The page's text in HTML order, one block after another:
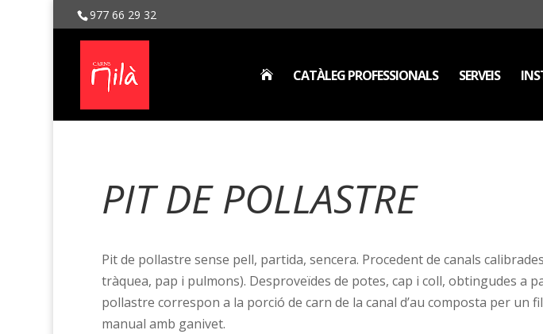
977 66 29 32
 CATÀLEG PROFESSIONALS SERVEIS
PIT DE POLLASTRE
Pit de pollastre sense pell, partida, sencera. Procedent de canals
tràquea, pap i pulmons). Desproveïdes de potes, cap i coll, obtingudes a
pollastre correspon a la porció de carn de la canal d’au composta per un
manual amb ganivet.